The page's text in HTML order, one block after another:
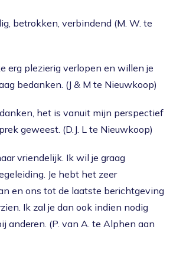
betrokken, verbindend (M. W. te
erg plezierig verlopen en willen je
bedanken. (J & M te Nieuwkoop)
het is vanuit mijn perspectief
geweest. (D.J. L te Nieuwkoop)
vriendelijk. Ik wil je graag
Je hebt het zeer
en ons tot de laatste berichtgeving
Ik zal je dan ook indien nodig
anderen. (P. van A. te Alphen aan